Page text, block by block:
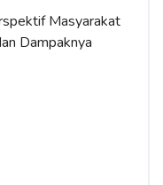
Masyarakat
Dampaknya